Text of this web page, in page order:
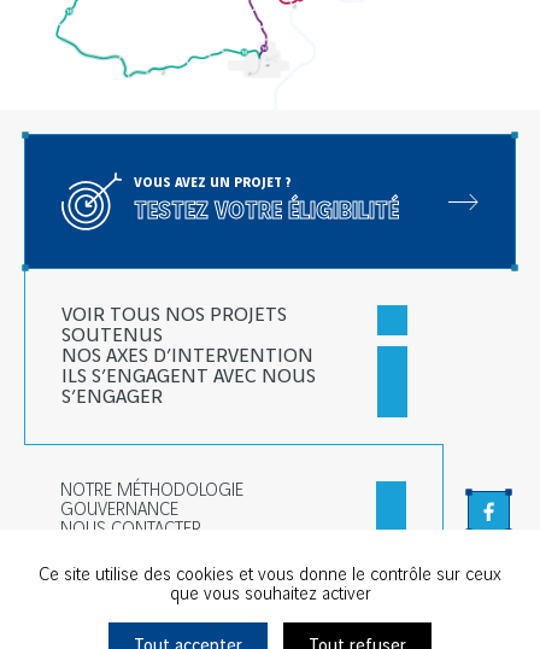
VOUS AVEZ UN PROJET ?
TESTEZ VOTRE ÉLIGIBILITÉ
VOIR TOUS NOS PROJETS
SOUTENUS
NOS AXES D’INTERVENTION
ILS S’ENGAGENT AVEC NOUS
S’ENGAGER
NOTRE MÉTHODOLOGIE
GOUVERNANCE
NOUS CONTACTER
Ce site utilise des cookies et vous donne le contrôle sur ceux
que vous souhaitez activer